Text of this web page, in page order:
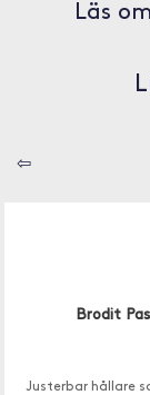
Läs
⇦
Brodit
Justerbar hållare